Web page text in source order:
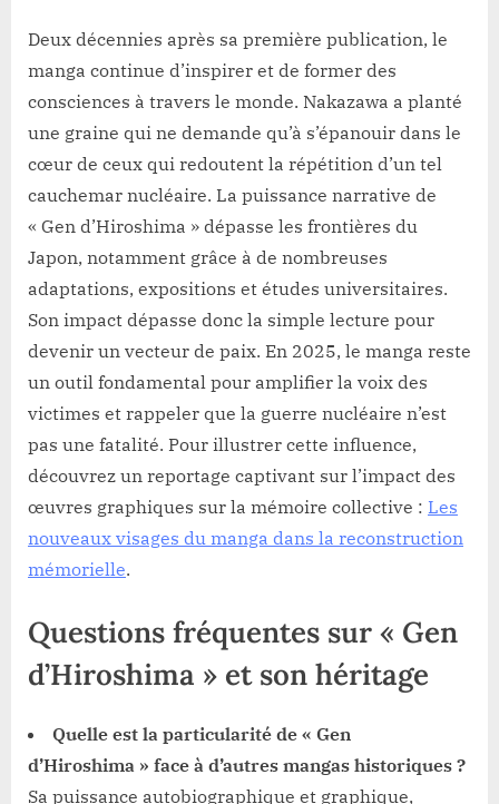
Deux décennies après sa première publication, le
manga continue d’inspirer et de former des
consciences à travers le monde. Nakazawa a planté
une graine qui ne demande qu’à s’épanouir dans le
cœur de ceux qui redoutent la répétition d’un tel
cauchemar nucléaire. La puissance narrative de
« Gen d’Hiroshima » dépasse les frontières du
Japon, notamment grâce à de nombreuses
adaptations, expositions et études universitaires.
Son impact dépasse donc la simple lecture pour
devenir un vecteur de paix. En 2025, le manga reste
un outil fondamental pour amplifier la voix des
victimes et rappeler que la guerre nucléaire n’est
pas une fatalité. Pour illustrer cette influence,
découvrez un reportage captivant sur l’impact des
œuvres graphiques sur la mémoire collective : Les
nouveaux visages du manga dans la reconstruction
mémorielle.
Questions fréquentes sur « Gen
d’Hiroshima » et son héritage
Quelle est la particularité de « Gen
d’Hiroshima » face à d’autres mangas historiques ?
Sa puissance autobiographique et graphique,